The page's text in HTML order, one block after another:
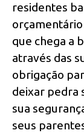
residentes
orçamentário
que chega a
através das
obrigação
deixar pedra
sua
seus